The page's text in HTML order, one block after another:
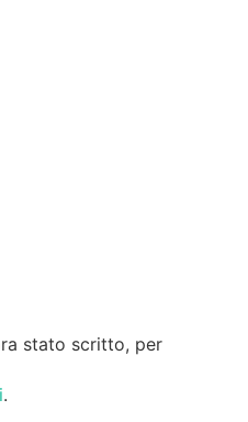
stato scritto, per
.